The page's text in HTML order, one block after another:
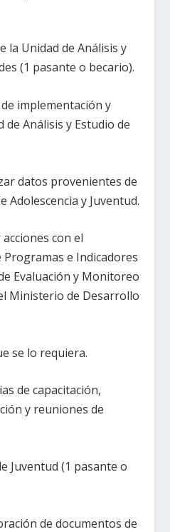
la Unidad de Análisis y
(1 pasante o becario).
implementación y
Análisis y Estudio de
datos provenientes de
Adolescencia y Juventud.
con el
e Indicadores
Evaluación y Monitoreo
Ministerio de Desarrollo
se lo requiera.
de capacitación,
y reuniones de
Juventud (1 pasante o
de documentos de